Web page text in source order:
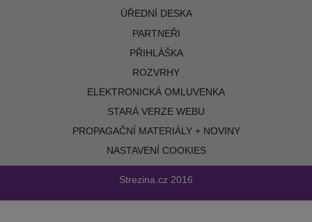
ÚŘEDNÍ DESKA
PARTNEŘI
PŘIHLÁŠKA
ROZVRHY
ELEKTRONICKÁ OMLUVENKA
STARÁ VERZE WEBU
PROPAGAČNÍ MATERIÁLY + NOVINY
NASTAVENÍ COOKIES
Strezina.cz 2016